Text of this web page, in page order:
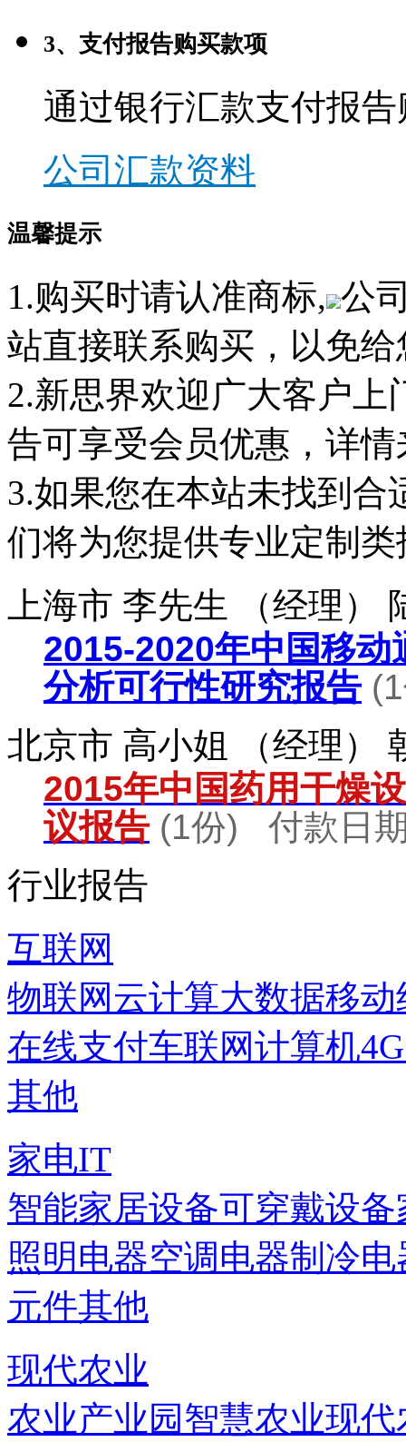
3、支付报告购买款项
通过银行汇款支付报
公司汇款资料
温馨提示
1.购买时请认准商标, 公
站直接联系购买，以免
2.新思界欢迎广大客户
告可享受会员优惠，详
3.如果您在本站未找到
们将为您提供专业定制类
上海市 李先生 （经理）
2015-2020年中国移
分析可行性研究报告(1
北京市 高小姐 （经理）
2015年中国药用干燥
议报告 (1份) 付款日
行业报告
互联网
物联网 云计算大数据移动
在线支付车联网计算机
其他
家电IT
智能家居设备可穿戴设备
照明电器空调电器制冷电
元件其他
现代农业
农业产业园智慧农业现代